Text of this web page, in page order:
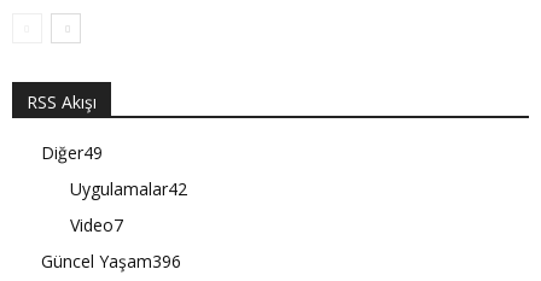
RSS Akışı
Diğer49
Uygulamalar42
Video7
Güncel Yaşam396